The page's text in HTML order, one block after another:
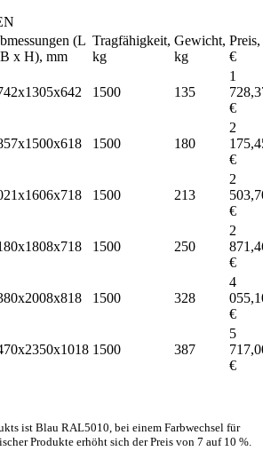
(L
x H), mm
Tragfähigkeit,
kg
Gewicht,
kg
Preis,
€
1500 135
1
€
1500 180
2
€
1500 213
2
€
1500 250
2
€
1500 328
4
€
1500 387
5
€
ist Blau RAL5010, bei einem Farbwechsel für
Produkte erhöht sich der Preis von 7 auf 10 %.